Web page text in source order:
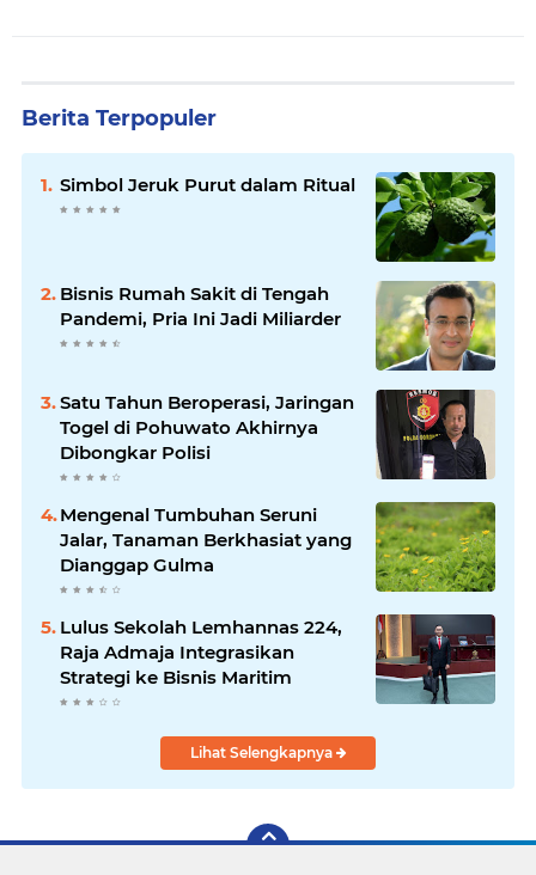
Berita Terpopuler
Simbol Jeruk Purut dalam Ritual
Bisnis Rumah Sakit di Tengah
Pandemi, Pria Ini Jadi Miliarder
Satu Tahun Beroperasi, Jaringan
Togel di Pohuwato Akhirnya
Dibongkar Polisi
Mengenal Tumbuhan Seruni
Jalar, Tanaman Berkhasiat yang
Dianggap Gulma
Lulus Sekolah Lemhannas 224,
Raja Admaja Integrasikan
Strategi ke Bisnis Maritim
Lihat Selengkapnya